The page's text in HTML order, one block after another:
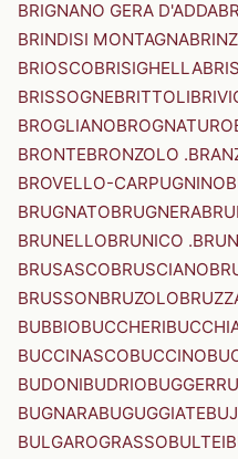
BRIGNANO GERA D'ADDA
BRINDISI MONTAGNA
BRIOSCOBRISIGHELLA
BRISSOGNEBRITTOLI
BROGLIANOBROGNATURO
BRONTEBRONZOLO
BROVELLO-CARPUGNINO
BRUGNATOBRUGNERA
BRUNELLOBRUNICO
BRUSASCOBRUSCIANO
BRUSSONBRUZOLO
BUBBIOBUCCHERI
BUCCINASCOBUCCINO
BUDONIBUDRIOBUGGERRU
BUGNARABUGUGGIATE
BULGAROGRASSOBULTEI